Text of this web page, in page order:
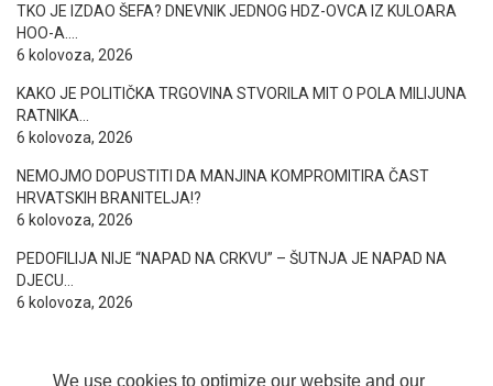
We use cookies to optimize our website and our
TKO JE IZDAO ŠEFA? DNEVNIK JEDNOG HDZ-OVCA IZ KULOARA
HOO-A….
6 kolovoza, 2026
KAKO JE POLITIČKA TRGOVINA STVORILA MIT O POLA MILIJUNA
RATNIKA…
6 kolovoza, 2026
NEMOJMO DOPUSTITI DA MANJINA KOMPROMITIRA ČAST
HRVATSKIH BRANITELJA!?
6 kolovoza, 2026
PEDOFILIJA NIJE “NAPAD NA CRKVU” – ŠUTNJA JE NAPAD NA
DJECU…
6 kolovoza, 2026